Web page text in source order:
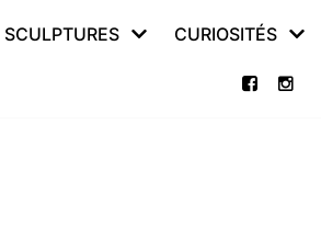
SCULPTURES CURIOSITÉS